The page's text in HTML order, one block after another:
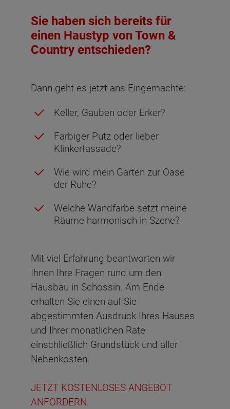
Sie haben sich bereits für
einen Haustyp von Town &
Country entschieden?
Dann geht es jetzt ans Eingemachte:
Keller, Gauben oder Erker?
Farbiger Putz oder lieber
Klinkerfassade?
Wie wird mein Garten zur Oase
der Ruhe?
Welche Wandfarbe setzt meine
Räume harmonisch in Szene?
Mit viel Erfahrung beantworten wir
Ihnen Ihre Fragen rund um den
Hausbau in Schossin. Am Ende
erhalten Sie einen auf Sie
abgestimmten Ausdruck Ihres Hauses
und Ihrer monatlichen Rate
einschließlich Grundstück und aller
Nebenkosten.
JETZT KOSTENLOSES ANGEBOT
ANFORDERN.